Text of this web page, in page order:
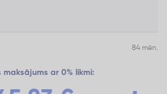
84 mēn.
maksājums ar 0% likmi: